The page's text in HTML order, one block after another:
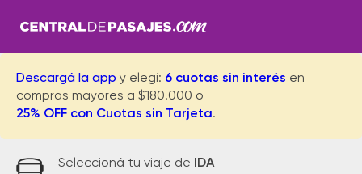
Descargá la app y elegí: 6 cuotas sin interés en
compras mayores a $180.000 o
25% OFF con Cuotas sin Tarjeta.
Seleccioná tu viaje de IDA